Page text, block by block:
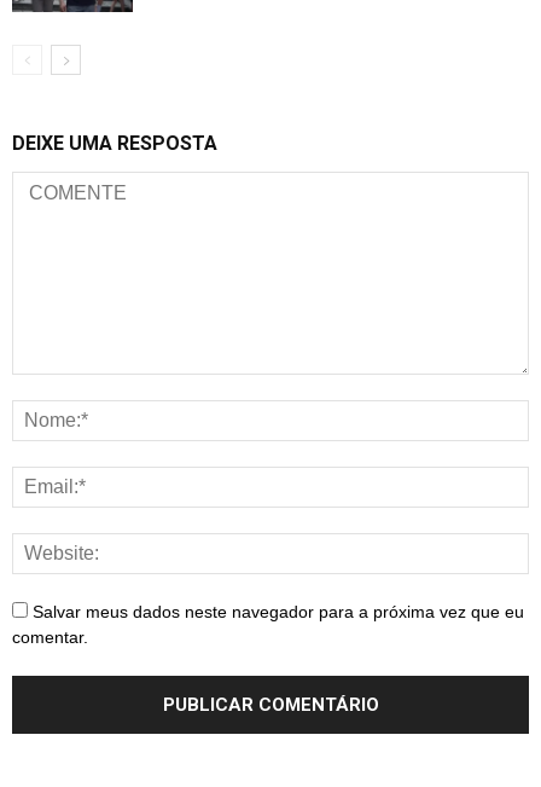
DEIXE UMA RESPOSTA
Salvar meus dados neste navegador para a próxima vez que eu
comentar.